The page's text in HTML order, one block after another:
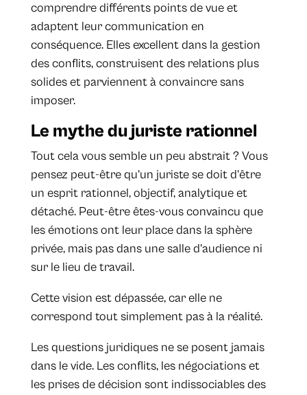
comprendre différents points de vue et
adaptent leur communication en
conséquence. Elles excellent dans la gestion
des conflits, construisent des relations plus
solides et parviennent à convaincre sans
imposer.
Le mythe du juriste rationnel
Tout cela vous semble un peu abstrait ? Vous
pensez peut-être qu’un juriste se doit d’être
un esprit rationnel, objectif, analytique et
détaché. Peut-être êtes-vous convaincu que
les émotions ont leur place dans la sphère
privée, mais pas dans une salle d’audience ni
sur le lieu de travail.
Cette vision est dépassée, car elle ne
correspond tout simplement pas à la réalité.
Les questions juridiques ne se posent jamais
dans le vide. Les conflits, les négociations et
les prises de décision sont indissociables des